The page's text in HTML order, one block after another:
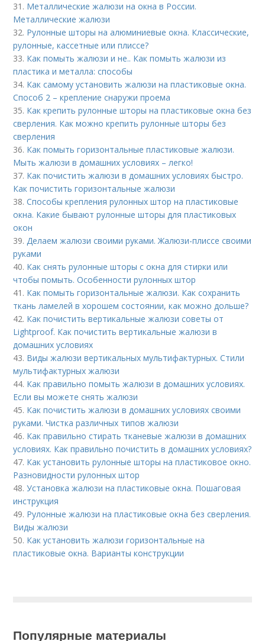
31. Металлические жалюзи на окна в России.
Металлические жалюзи
32. Рулонные шторы на алюминиевые окна. Классические,
рулонные, кассетные или плиссе?
33. Как помыть жалюзи и не.. Как помыть жалюзи из
пластика и металла: способы
34. Как самому установить жалюзи на пластиковые окна.
Способ 2 – крепление снаружи проема
35. Как крепить рулонные шторы на пластиковые окна без
сверления. Как можно крепить рулонные шторы без
сверления
36. Как помыть горизонтальные пластиковые жалюзи.
Мыть жалюзи в домашних условиях – легко!
37. Как почистить жалюзи в домашних условиях быстро.
Как почистить горизонтальные жалюзи
38.Способы крепления рулонных штор на пластиковые
окна. Какие бывают рулонные шторы для пластиковых
окон
39.Делаем жалюзи своими руками. Жалюзи-плиссе своими
руками
40. Как снять рулонные шторы с окна для стирки или
чтобы помыть. Особенности рулонных штор
41. Как помыть горизонтальные жалюзи. Как сохранить
ткань ламелей в хорошем состоянии, как можно дольше?
42. Как почистить вертикальные жалюзи советы от
Lightproof. Как почистить вертикальные жалюзи в
домашних условиях
43. Виды жалюзи вертикальных мультифактурных. Стили
мультифактурных жалюзи
44. Как правильно помыть жалюзи в домашних условиях.
Если вы можете снять жалюзи
45. Как почистить жалюзи в домашних условиях своими
руками. Чистка различных типов жалюзи
46. Как правильно стирать тканевые жалюзи в домашних
условиях. Как правильно почистить в домашних условиях?
47. Как установить рулонные шторы на пластиковое окно.
Разновидности рулонных штор
48.Установка жалюзи на пластиковые окна. Пошаговая
инструкция
49. Рулонные жалюзи на пластиковые окна без сверления.
Виды жалюзи
50. Как установить жалюзи горизонтальные на
пластиковые окна. Варианты конструкции
Популярные материалы